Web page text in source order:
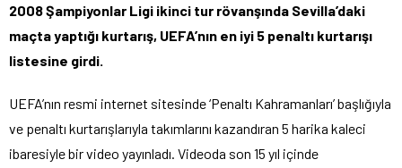
2008 Şampiyonlar Ligi ikinci tur rövanşında Sevilla’daki
maçta yaptığı kurtarış, UEFA’nın en iyi 5 penaltı kurtarışı
listesine girdi.
UEFA’nın resmi internet sitesinde ‘Penaltı Kahramanları’ başlığıyla
ve penaltı kurtarışlarıyla takımlarını kazandıran 5 harika kaleci
ibaresiyle bir video yayınladı. Videoda son 15 yıl içinde